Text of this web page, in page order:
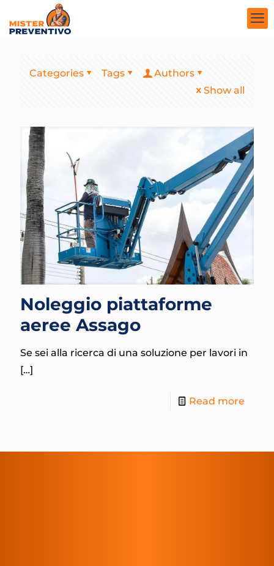
Categories Tags
Authors
Show all
Noleggio piattaforme
aeree Assago
Se sei alla ricerca di una soluzione per lavori in
[…]
Read more